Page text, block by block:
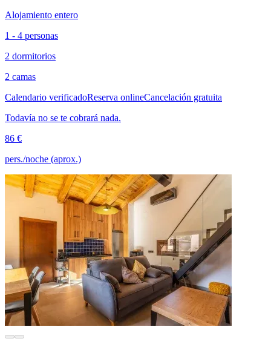
Alojamiento entero
1 - 4 personas
2 dormitorios
2 camas
Calendario verificadoReserva onlineCancelación gratuita
Todavía no se te cobrará nada.
86 €
pers./noche (aprox.)